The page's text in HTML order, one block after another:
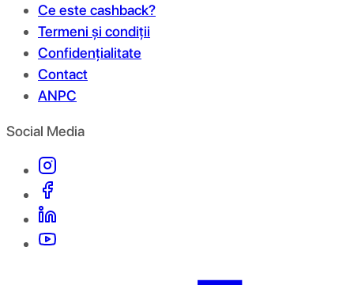
Ce este cashback?
Termeni și condiții
Confidențialitate
Contact
ANPC
Social Media